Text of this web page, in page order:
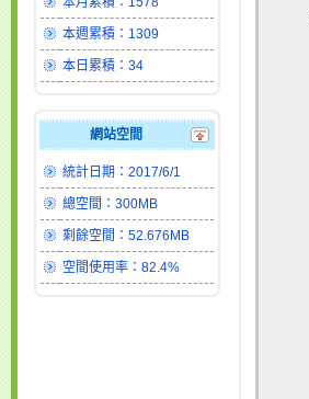
本週累積：1309
本日累積：34
網站空間
統計日期：2017/6/1
總空間：300MB
剩餘空間：52.676MB
空間使用率：82.4%